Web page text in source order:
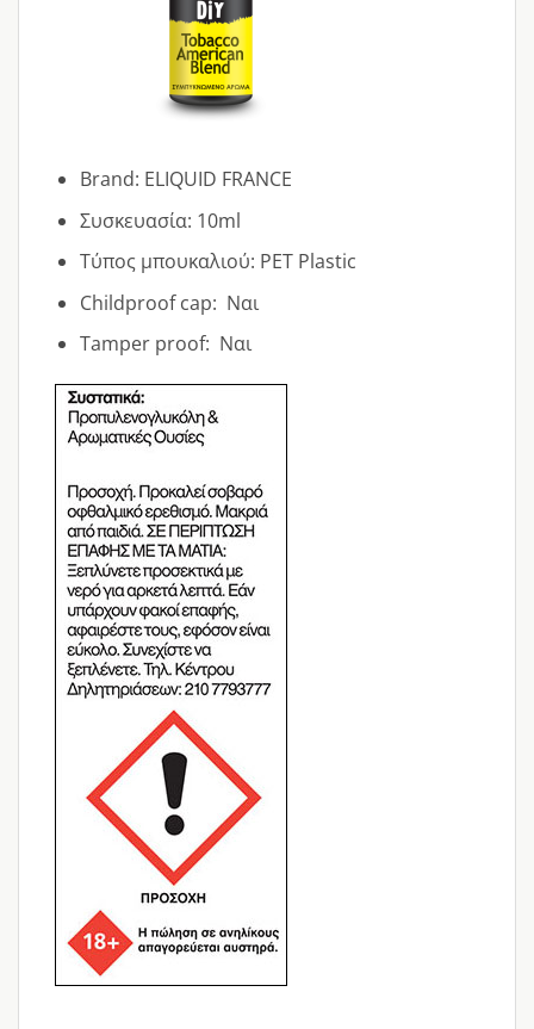
Brand: ELIQUID FRANCE
Συσκευασία: 10ml
Τύπος μπουκαλιού: PET Plastic
Childproof cap: Ναι
Tamper proof: Ναι